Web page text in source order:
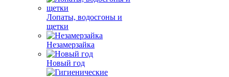
Лопаты, водосгоны и
щетки
Незамерзайка
Новый год